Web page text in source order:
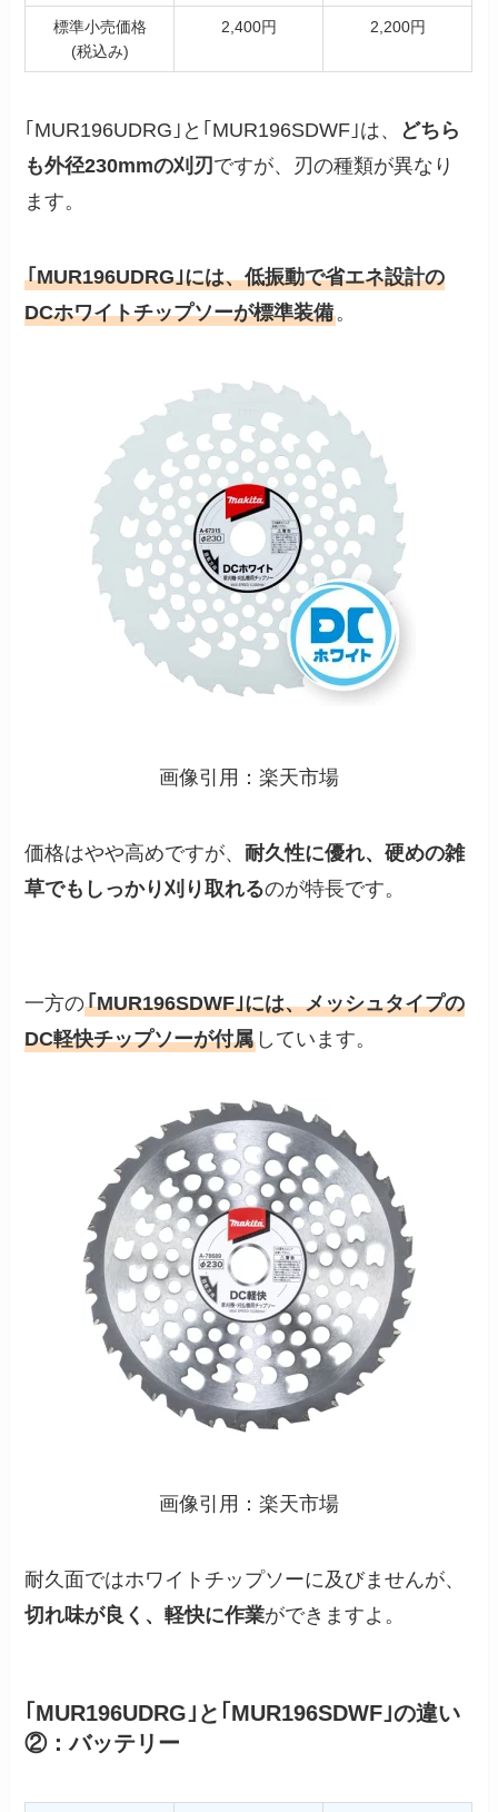
標準小売価格
(税込み)
2,400円 2,200円
｢MUR196UDRG｣と｢MUR196SDWF｣は、
どちら
も外径230mmの刈刃 ですが、刃の種類が異なり
ます。
｢MUR196UDRG｣には、低振動で省エネ設計の
DCホワイトチップソーが標準装備。
画像引用：楽天市場
価格はやや高めですが、 耐久性に優れ、硬めの雑
草でもしっかり刈り取れるのが特長です。
一方の｢MUR196SDWF｣には、メッシュタイプの
DC軽快チップソーが付属 しています。
画像引用：楽天市場
耐久面ではホワイトチップソーに及びませんが、
切れ味が良く、軽快に作業ができますよ。
｢MUR196UDRG｣と｢MUR196SDWF｣の違い
②：バッテリー